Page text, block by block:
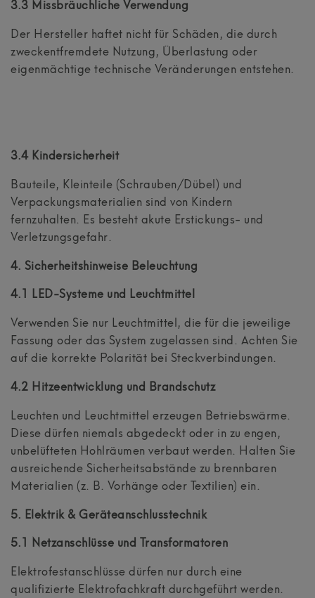
3.3 Missbräuchliche Verwendung
Der Hersteller haftet nicht für Schäden, die durch
zweckentfremdete Nutzung, Überlastung oder
eigenmächtige technische Veränderungen entstehen.
3.4 Kindersicherheit
Bauteile, Kleinteile (Schrauben/Dübel) und
Verpackungsmaterialien sind von Kindern
fernzuhalten. Es besteht akute Erstickungs- und
Verletzungsgefahr.
4. Sicherheitshinweise Beleuchtung
4.1 LED-Systeme und Leuchtmittel
Verwenden Sie nur Leuchtmittel, die für die jeweilige
Fassung oder das System zugelassen sind. Achten Sie
auf die korrekte Polarität bei Steckverbindungen.
4.2 Hitzeentwicklung und Brandschutz
Leuchten und Leuchtmittel erzeugen Betriebswärme.
Diese dürfen niemals abgedeckt oder in zu engen,
unbelüfteten Hohlräumen verbaut werden. Halten Sie
ausreichende Sicherheitsabstände zu brennbaren
Materialien (z. B. Vorhänge oder Textilien) ein.
5. Elektrik & Geräteanschlusstechnik
5.1 Netzanschlüsse und Transformatoren
Elektrofestanschlüsse dürfen nur durch eine
qualifizierte Elektrofachkraft durchgeführt werden.